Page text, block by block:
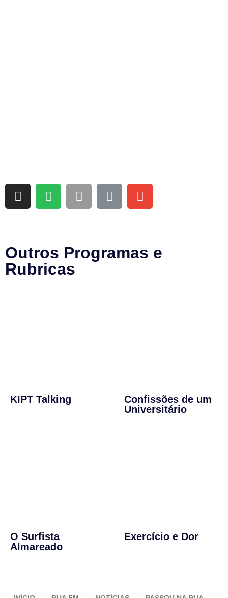
Outros Programas e
Rubricas
KIPT Talking
Confissões de um
Universitário
O Surfista
Almareado
Exercício e Dor